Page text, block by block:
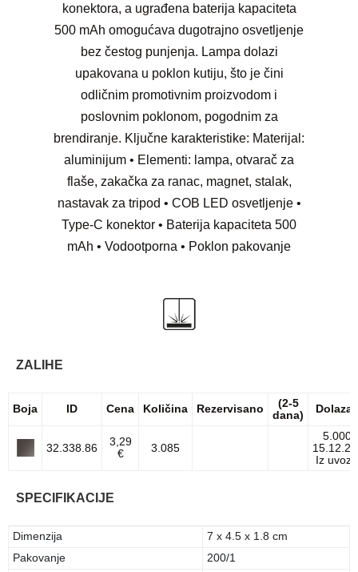
konektora, a ugrađena baterija kapaciteta
500 mAh omogućava dugotrajno osvetljenje
bez čestog punjenja. Lampa dolazi
upakovana u poklon kutiju, što je čini
odličnim promotivnim proizvodom i
poslovnim poklonom, pogodnim za
brendiranje. Ključne karakteristike: Materijal:
aluminijum • Elementi: lampa, otvarač za
flaše, zakačka za ranac, magnet, stalak,
nastavak za tripod • COB LED osvetljenje •
Type-C konektor • Baterija kapaciteta 500
mAh • Vodootporna • Poklon pakovanje
ZALIHE
Boja ID Cena Količina Rezervisano
(2-5
dana)
Dolazak
32.338.86
3,29
€
3.085
5.000
Iz uvoza
SPECIFIKACIJE
Dimenzija
7 x 4.5 x 1.8 cm
Pakovanje
200/1